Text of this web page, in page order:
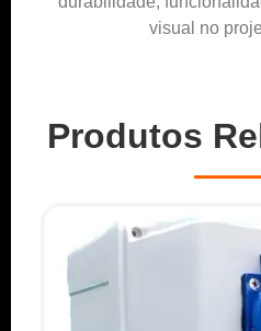
visual no
Produtos